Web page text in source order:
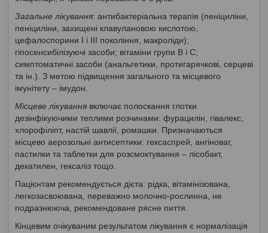
Загальне лікування: антибактеріальна терапія (пеніциліни,
пеніциліни, захищені клавулановою кислотою,
цефалоспорини І і ІІІ покоління, макроліди);
гіпосенсибілізуючі засоби; вітаміни групи В і С;
симптоматичні засоби (анальгетики, протигарячкові, серцеві
та ін.). З метою підвищення загального та місцевого
імунітету – імудон.
Місцеве лікування включає полоскання глотки
дезінфікуючими теплими розчинами: фурацилін, гівалекс,
хлорофіліпт, настій шавлії, ромашки. Призначаються
місцево аерозольні антисептики: гексаспрей, ангіноваг,
пастилки та таблетки для розсмоктування – лісобакт,
декатилен, гексаліз тощо.
Пацієнтам рекомендується дієта: рідка, вітамінізована,
легкозасвоювана, переважно молочно-рослинна, не
подразнююча, рекомендоване рясне пиття.
Кінцевим очікуваним результатом лікування є нормалізація